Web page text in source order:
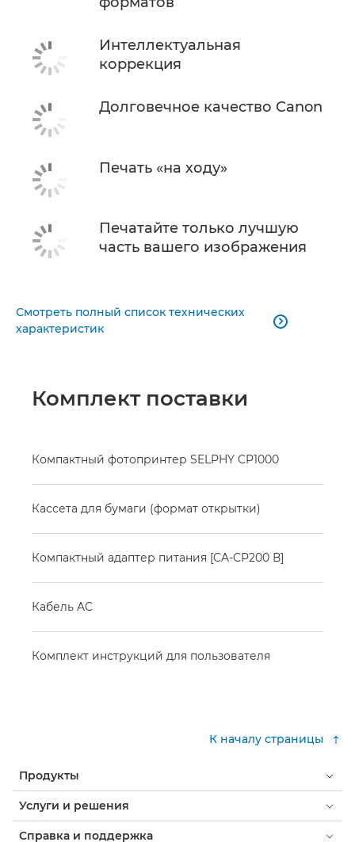
Интеллектуальная
коррекция
Долговечное качество Canon
Печать «на ходу»
Печатайте только лучшую
часть вашего изображения
Смотреть полный список технических
характеристик

Комплект поставки
Компактный фотопринтер SELPHY CP1000
Кассета для бумаги (формат открытки)
Компактный адаптер питания [CA-CP200 В]
Кабель AC
Комплект инструкций для пользователя
К началу страницы
Продукты
Услуги и решения
Справка и поддержка